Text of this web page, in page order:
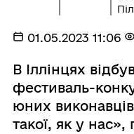
01.05.2023 11:06
В Іллінцях
фестиваль-
юних
такої, як у